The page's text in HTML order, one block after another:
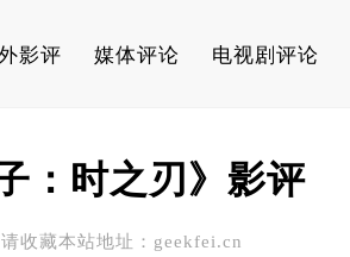
影评 媒体评论 电视剧评论
：时之刃》影评
收藏本站地址：geekfei.cn